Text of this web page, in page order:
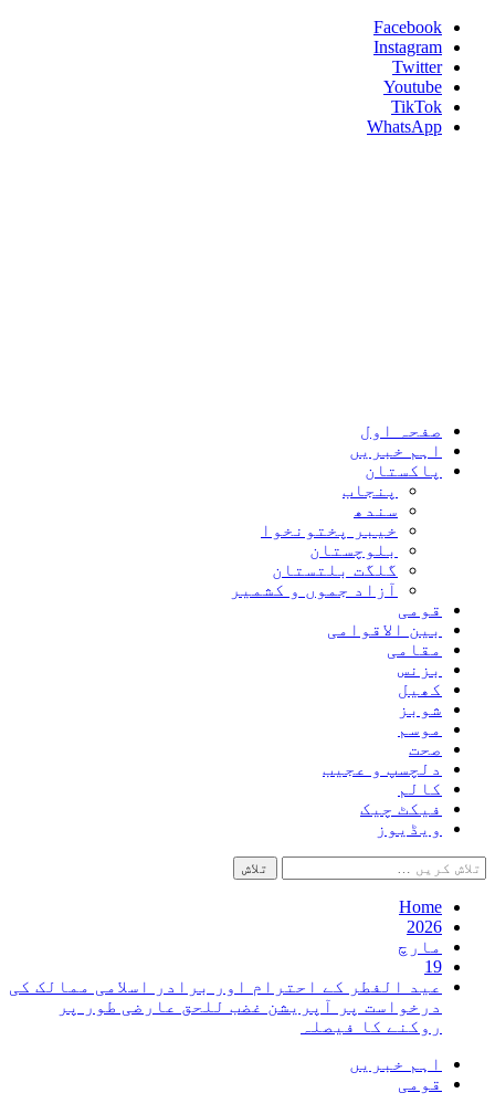
Skip
content
Facebook
Instagram
Twitter
Youtube
TikTok
WhatsApp
صفحہ اول
اہم خبریں
پاکستان
پنجاب
سندھ
خیبر پختونخوا
بلوچستان
گلگت بلتستان
آزاد جموں و کشمیر
قومی
بین الاقوامی
مقامی
بزنس
کھیل
شوبز
موسم
صحت
دلچسپ و عجیب
کالم
فیکٹ چیک
ویڈیوز
تلاش
کریں
برائے:Home
2026
مارچ
19
عید الفطر کے احترام اور برادر اسلامی ممالک کی
درخواست پر آپریشن غضب للحق عارضی طور پر
روکنے کا فیصلہ
اہم خبریں
قومی